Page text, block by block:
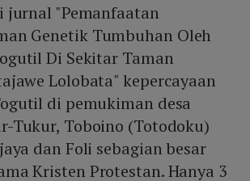
jurnal "Pemanfaatan
Genetik Tumbuhan Oleh
Di Sekitar Taman
Lolobata" kepercayaan
di pemukiman desa
Tukur, Toboino (Totodoku)
dan Foli sebagian besar
Kristen Protestan. Hanya 3